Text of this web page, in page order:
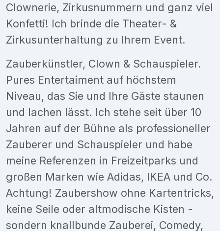
Clownerie, Zirkusnummern und ganz viel
Konfetti! Ich brinde die Theater- &
Zirkusunterhaltung zu Ihrem Event.
Zauberkünstler, Clown & Schauspieler.
Pures Entertaiment auf höchstem
Niveau, das Sie und Ihre Gäste staunen
und lachen lässt. Ich stehe seit über 10
Jahren auf der Bühne als professioneller
Zauberer und Schauspieler und habe
meine Referenzen in Freizeitparks und
großen Marken wie Adidas, IKEA und Co.
Achtung! Zaubershow ohne Kartentricks,
keine Seile oder altmodische Kisten -
sondern knallbunde Zauberei, Comedy,